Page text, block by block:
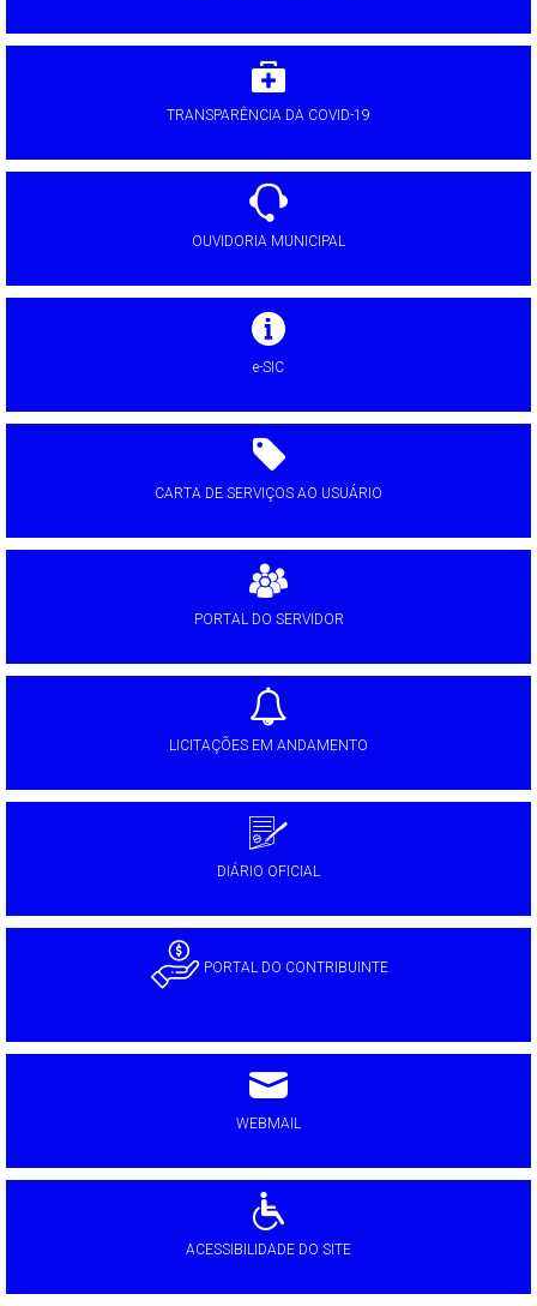
TRANSPARÊNCIA DA COVID-19
OUVIDORIA MUNICIPAL
e-SIC
CARTA DE SERVIÇOS AO USUÁRIO
PORTAL DO SERVIDOR
LICITAÇÕES EM ANDAMENTO
DIÁRIO OFICIAL
PORTAL DO CONTRIBUINTE
WEBMAIL
ACESSIBILIDADE DO SITE